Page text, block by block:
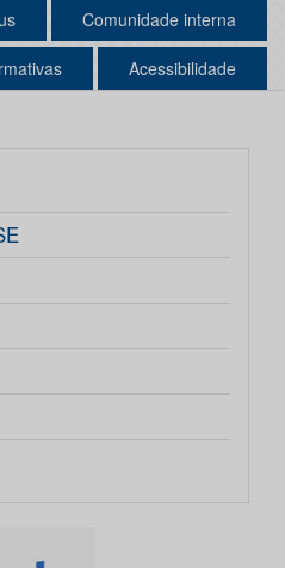
Comunidade interna
Acessibilidade